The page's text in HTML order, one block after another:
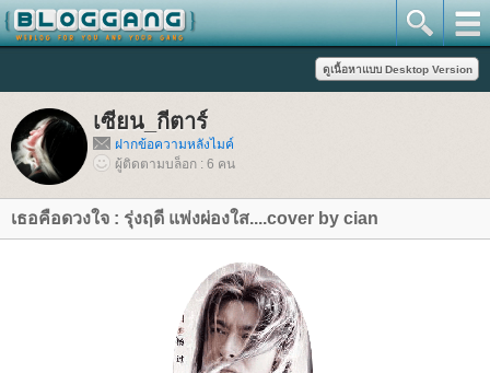
เซียน_กีตาร์
ฝากข้อความหลังไมค์
ผู้ติดตามบล็อก : 6 คน
เธอคือดวงใจ : รุ่งฤดี แพ่งผ่องใส....cover by cian